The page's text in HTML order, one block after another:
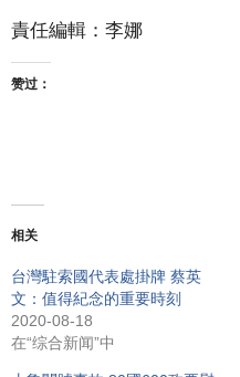
責任編輯：李娜
赞过：
相关
台灣駐索國代表處掛牌 蔡英
文：值得紀念的重要時刻
2020-08-18
在“综合新闻”中